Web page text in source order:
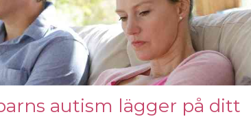
autism lägger på ditt